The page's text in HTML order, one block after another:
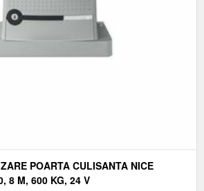
POARTA CULISANTA NICE
8 M, 600 KG, 24 V